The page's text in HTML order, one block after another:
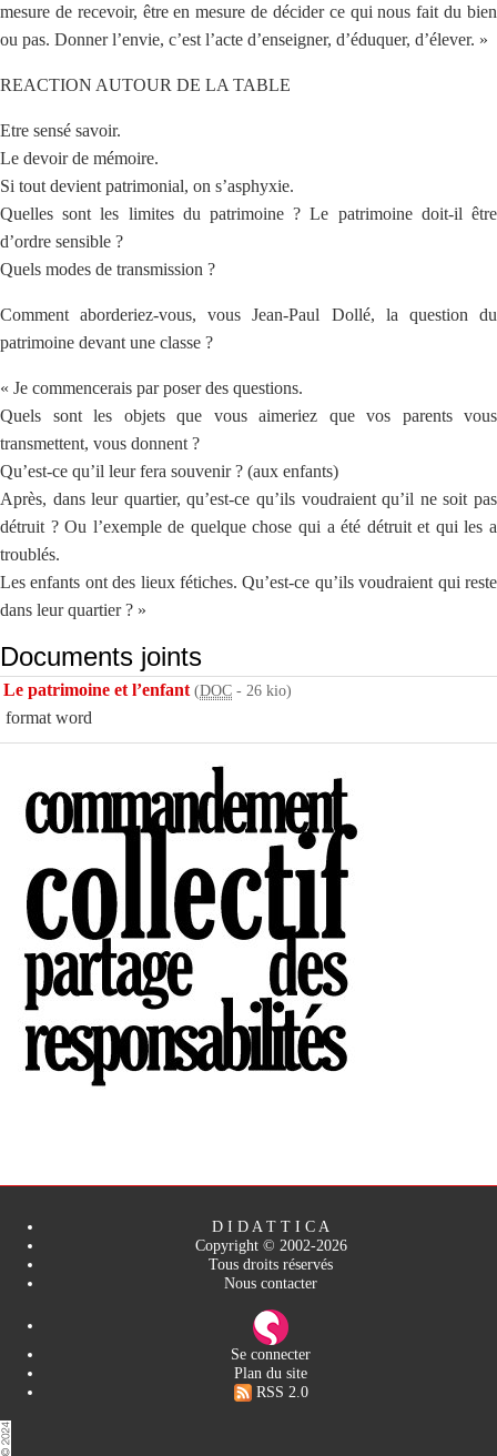
mesure de recevoir, être en mesure de décider ce qui nous fait du bien
ou pas. Donner l’envie, c’est l’acte d’enseigner, d’éduquer, d’élever. »
REACTION AUTOUR DE LA TABLE
Etre sensé savoir.
Le devoir de mémoire.
Si tout devient patrimonial, on s’asphyxie.
Quelles sont les limites du patrimoine ? Le patrimoine doit-il être
d’ordre sensible ?
Quels modes de transmission ?
Comment aborderiez-vous, vous Jean-Paul Dollé, la question du
patrimoine devant une classe ?
« Je commencerais par poser des questions.
Quels sont les objets que vous aimeriez que vos parents vous
transmettent, vous donnent ?
Qu’est-ce qu’il leur fera souvenir ? (aux enfants)
Après, dans leur quartier, qu’est-ce qu’ils voudraient qu’il ne soit pas
détruit ? Ou l’exemple de quelque chose qui a été détruit et qui les a
troublés.
Les enfants ont des lieux fétiches. Qu’est-ce qu’ils voudraient qui reste
dans leur quartier ? »
Documents joints
Le patrimoine et l’enfant (DOC -26 kio)
format word
D I D A T T I C A
Copyright © 2002-2026
Tous droits réservés
Nous contacter
Se connecter
Plan du site
RSS 2.0